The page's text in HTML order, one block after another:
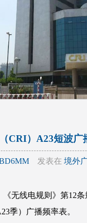
CRI）A23短波广
发表在境外
无线电规则》第12
季）广播频率表。